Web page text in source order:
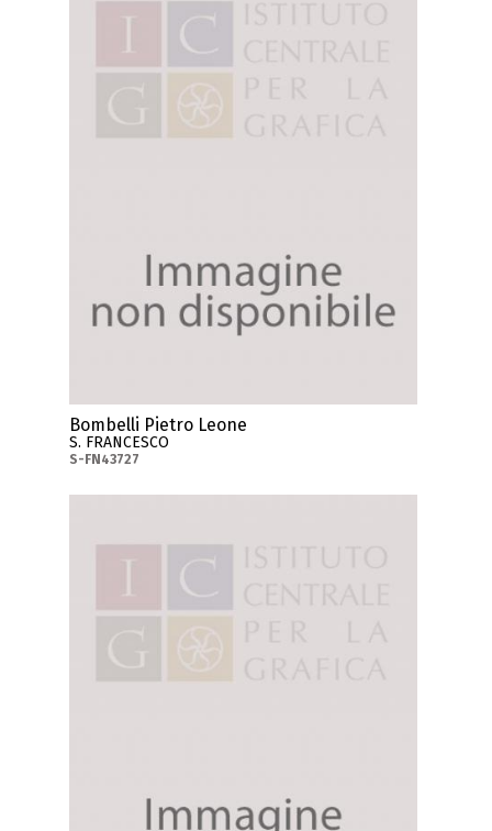
Bombelli Pietro Leone
S. FRANCESCO
S-FN43727